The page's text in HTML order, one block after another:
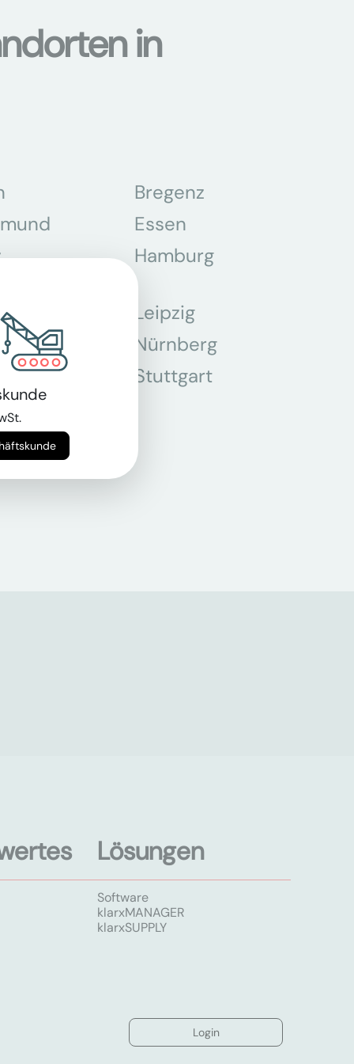
in
Bregenz
Essen
Hamburg
Leipzig
Nürnberg
Stuttgart
Lösungen
Software
klarxMANAGER
klarxSUPPLY
Login